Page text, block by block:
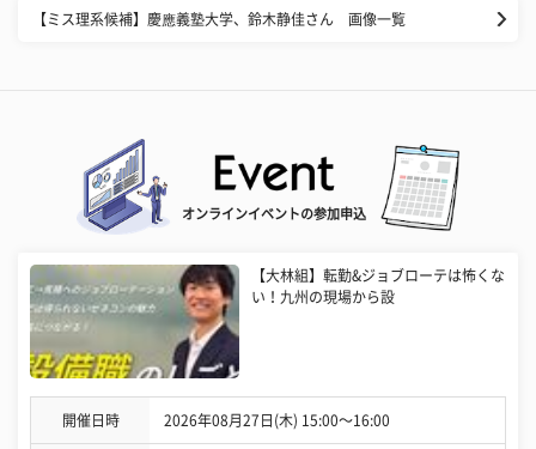
【ミス理系候補】慶應義塾大学、鈴木静佳さん 画像一覧
オンラインイベントの参加申込
【大林組】転勤&ジョブローテは怖くな
い！九州の現場から設
開催日時 2026年08月27日(木) 15:00〜16:00